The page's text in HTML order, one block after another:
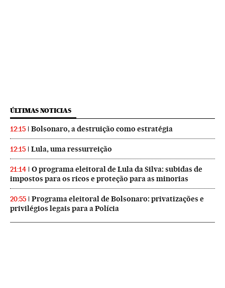
ÚLTIMAS NOTICIAS
12:15 Bolsonaro, a destruição como estratégia
12:15 Lula, uma ressurreição
21:14
O programa eleitoral de Lula da Silva: subidas de
impostos para os ricos e proteção para as minorias
20:55
Programa eleitoral de Bolsonaro: privatizações e
privilégios legais para a Polícia